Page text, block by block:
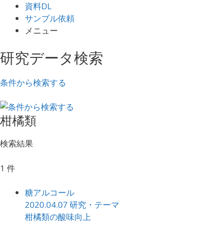
資料DL
サンプル依頼
メニュー
研究データ検索
条件から検索する
柑橘類
検索結果
1 件
糖アルコール
2020.04.07 研究・テーマ
柑橘類の酸味向上